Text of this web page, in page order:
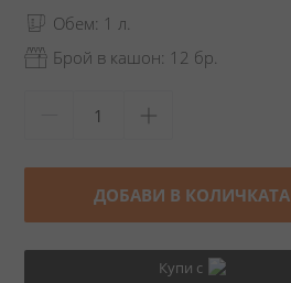
Обем: 1 л.
Брой в кашон: 12 бр.
ДОБАВИ В КОЛИЧКАТА
Купи с